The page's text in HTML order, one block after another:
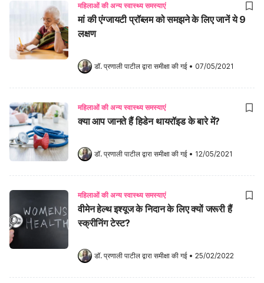
महिलाओं की अन्य स्वास्थ्य समस्याएं
मां की एंग्जायटी प्रॉब्लम को समझने के लिए जानें ये 9
लक्षण
डॉ. प्रणाली पाटील द्वारा समीक्षा की गई • 07/05/2021
महिलाओं की अन्य स्वास्थ्य समस्याएं
क्या आप जानते हैं हिडेन थायरॉइड के बारे में?
डॉ. प्रणाली पाटील द्वारा समीक्षा की गई • 12/05/2021
महिलाओं की अन्य स्वास्थ्य समस्याएं
वीमेन हेल्थ इश्यूज के निदान के लिए क्यों जरूरी हैं
स्क्रीनिंग टेस्ट?
डॉ. प्रणाली पाटील द्वारा समीक्षा की गई • 25/02/2022